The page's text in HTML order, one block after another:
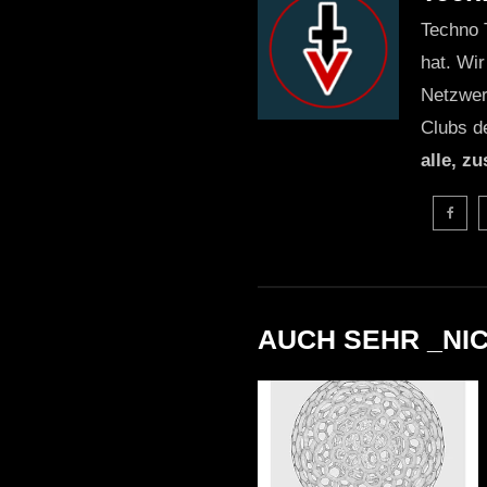
Techno
hat.
Clubs
alle,
AUCH SEHR